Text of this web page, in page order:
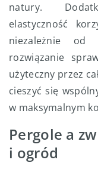
natury.
elastyczność
niezależnie od
rozwiązanie
użyteczny przez
cieszyć się
w maksymalnym
Pergole a
i ogród